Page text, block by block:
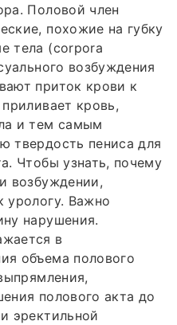
Половой член
похожие на губку
тела (corpora
возбуждения
приток крови к
кровь,
и тем самым
твердость пениса для
Чтобы узнать, почему
возбуждении,
урологу. Важно
нарушения.
в
объема полового
полового акта до
эректильной